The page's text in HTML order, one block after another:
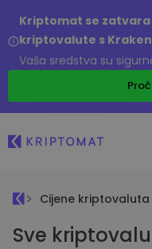
Kriptomat se
kriptovalute s
Vaša sredstva su
Cijene kriptovaluta
Sve